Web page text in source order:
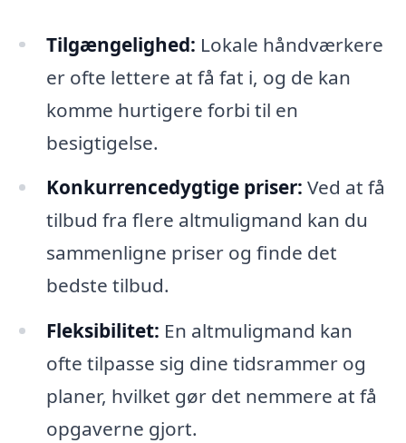
Tilgængelighed: Lokale håndværkere
er ofte lettere at få fat i, og de kan
komme hurtigere forbi til en
besigtigelse.
Konkurrencedygtige priser: Ved at få
tilbud fra flere altmuligmand kan du
sammenligne priser og finde det
bedste tilbud.
Fleksibilitet: En altmuligmand kan
ofte tilpasse sig dine tidsrammer og
planer, hvilket gør det nemmere at få
opgaverne gjort.